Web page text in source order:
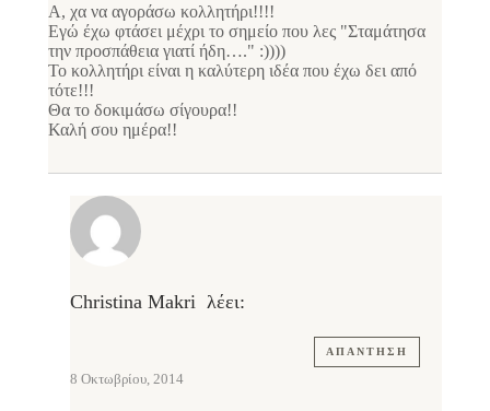
Α, χα να αγοράσω κολλητήρι!!!!
Εγώ έχω φτάσει μέχρι το σημείο που λες "Σταμάτησα
την προσπάθεια γιατί ήδη…." :))))
Το κολλητήρι είναι η καλύτερη ιδέα που έχω δει από
τότε!!!
Θα το δοκιμάσω σίγουρα!!
Καλή σου ημέρα!!
Christina Makri λέει:
ΑΠΆΝΤΗΣΗ
8 Οκτωβρίου, 2014